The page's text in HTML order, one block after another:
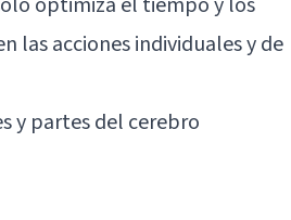
las acciones individuales y de
y partes del cerebro